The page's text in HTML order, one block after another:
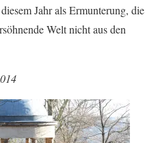
Jahr als Ermunterung, die
Welt nicht aus den